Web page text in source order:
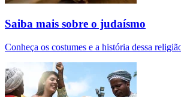
Saiba mais sobre o judaísmo
Conheça os costumes e a história dessa